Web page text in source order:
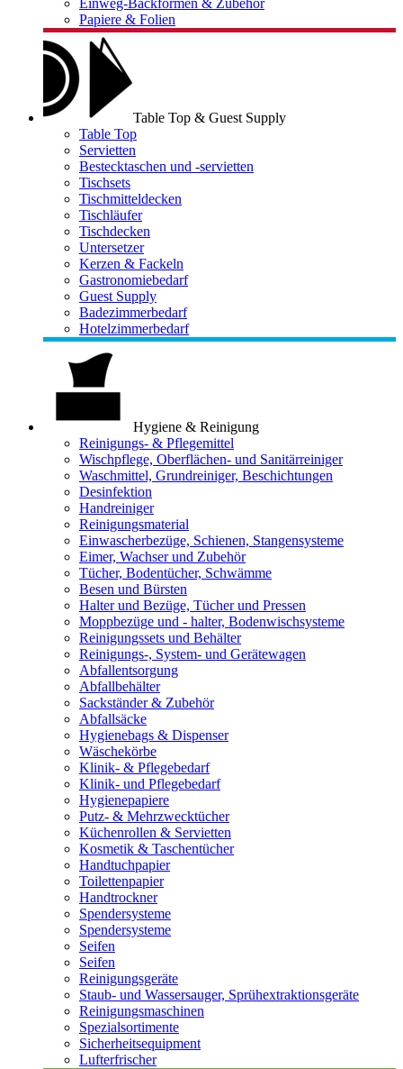
Einweg-Backformen & Zubehör
Papiere & Folien
Table Top & Guest Supply
Table Top
Servietten
Bestecktaschen und -servietten
Tischsets
Tischmitteldecken
Tischläufer
Tischdecken
Untersetzer
Kerzen & Fackeln
Gastronomiebedarf
Guest Supply
Badezimmerbedarf
Hotelzimmerbedarf
Hygiene & Reinigung
Reinigungs- & Pflegemittel
Wischpflege, Oberflächen- und Sanitärreiniger
Waschmittel, Grundreiniger, Beschichtungen
Desinfektion
Handreiniger
Reinigungsmaterial
Einwascherbezüge, Schienen, Stangensysteme
Eimer, Wachser und Zubehör
Tücher, Bodentücher, Schwämme
Besen und Bürsten
Halter und Bezüge, Tücher und Pressen
Moppbezüge und - halter, Bodenwischsysteme
Reinigungssets und Behälter
Reinigungs-, System- und Gerätewagen
Abfallentsorgung
Abfallbehälter
Sackständer & Zubehör
Abfallsäcke
Hygienebags & Dispenser
Wäschekörbe
Klinik- & Pflegebedarf
Klinik- und Pflegebedarf
Hygienepapiere
Putz- & Mehrzwecktücher
Küchenrollen & Servietten
Kosmetik & Taschentücher
Handtuchpapier
Toilettenpapier
Handtrockner
Spendersysteme
Spendersysteme
Seifen
Seifen
Reinigungsgeräte
Staub- und Wassersauger, Sprühextraktionsgeräte
Reinigungsmaschinen
Spezialsortimente
Sicherheitsequipment
Lufterfrischer